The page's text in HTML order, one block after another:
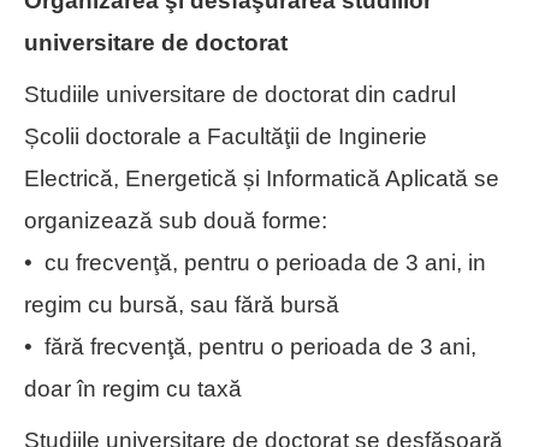
universitare de doctorat
Studiile universitare de doctorat din cadrul
Școlii doctorale a Facultăţii de Inginerie
Electrică, Energetică și Informatică Aplicată se
organizează sub două forme:
• cu frecvenţă, pentru o perioada de 3 ani, in
regim cu bursă, sau fără bursă
• fără frecvenţă, pentru o perioada de 3 ani,
doar în regim cu taxă
Studiile universitare de doctorat se desfășoară